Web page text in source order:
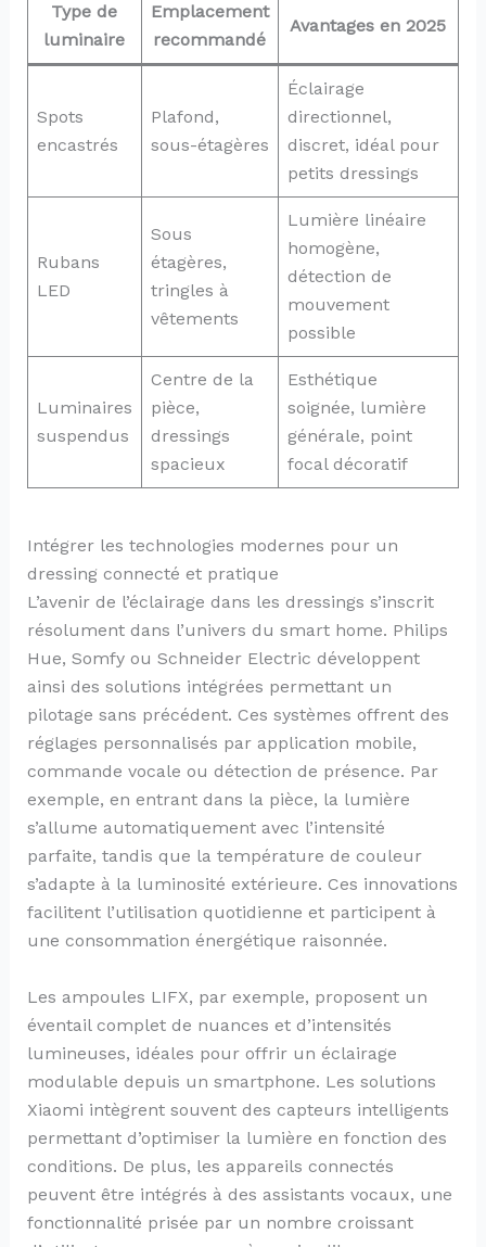
Type de
luminaire
Emplacement
recommandé
Avantages en 2025
Spots
encastrés
Plafond,
sous-étagères
Éclairage
directionnel,
discret, idéal pour
petits dressings
Rubans
LED
Sous
étagères,
tringles à
vêtements
Lumière linéaire
homogène,
détection de
mouvement
possible
Luminaires
suspendus
Centre de la
pièce,
dressings
spacieux
Esthétique
soignée, lumière
générale, point
focal décoratif
Intégrer les technologies modernes pour un
dressing connecté et pratique
L’avenir de l’éclairage dans les dressings s’inscrit
résolument dans l’univers du smart home. Philips
Hue, Somfy ou Schneider Electric développent
ainsi des solutions intégrées permettant un
pilotage sans précédent. Ces systèmes offrent des
réglages personnalisés par application mobile,
commande vocale ou détection de présence. Par
exemple, en entrant dans la pièce, la lumière
s’allume automatiquement avec l’intensité
parfaite, tandis que la température de couleur
s’adapte à la luminosité extérieure. Ces innovations
facilitent l’utilisation quotidienne et participent à
une consommation énergétique raisonnée.
Les ampoules LIFX, par exemple, proposent un
éventail complet de nuances et d’intensités
lumineuses, idéales pour offrir un éclairage
modulable depuis un smartphone. Les solutions
Xiaomi intègrent souvent des capteurs intelligents
permettant d’optimiser la lumière en fonction des
conditions. De plus, les appareils connectés
peuvent être intégrés à des assistants vocaux, une
fonctionnalité prisée par un nombre croissant